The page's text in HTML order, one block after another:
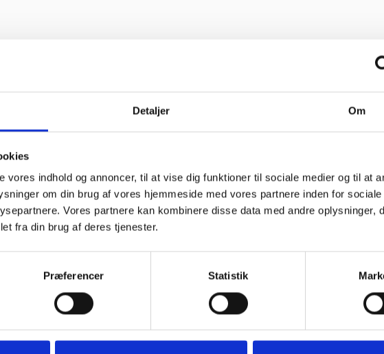
Detaljer Om
vores indhold og annoncer, til at vise dig funktioner til sociale medier og til at
om din brug af vores hjemmeside med vores partnere inden for sociale
Vores partnere kan kombinere disse data med andre oplysninger,
fra din brug af deres tjenester.
Præferencer Statistik
og “Altid søde,
hjælpsomme og
kompetente !”
Vurderet af Læse antik &
“Anette var rigtig
sød, venlig og
imødekommende
kommende. Fik en
arbejde og god